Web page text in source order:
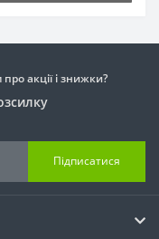
акції і знижки?
Підписатися